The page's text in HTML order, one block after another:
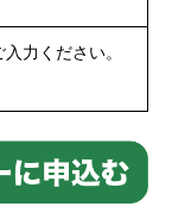
力ください。